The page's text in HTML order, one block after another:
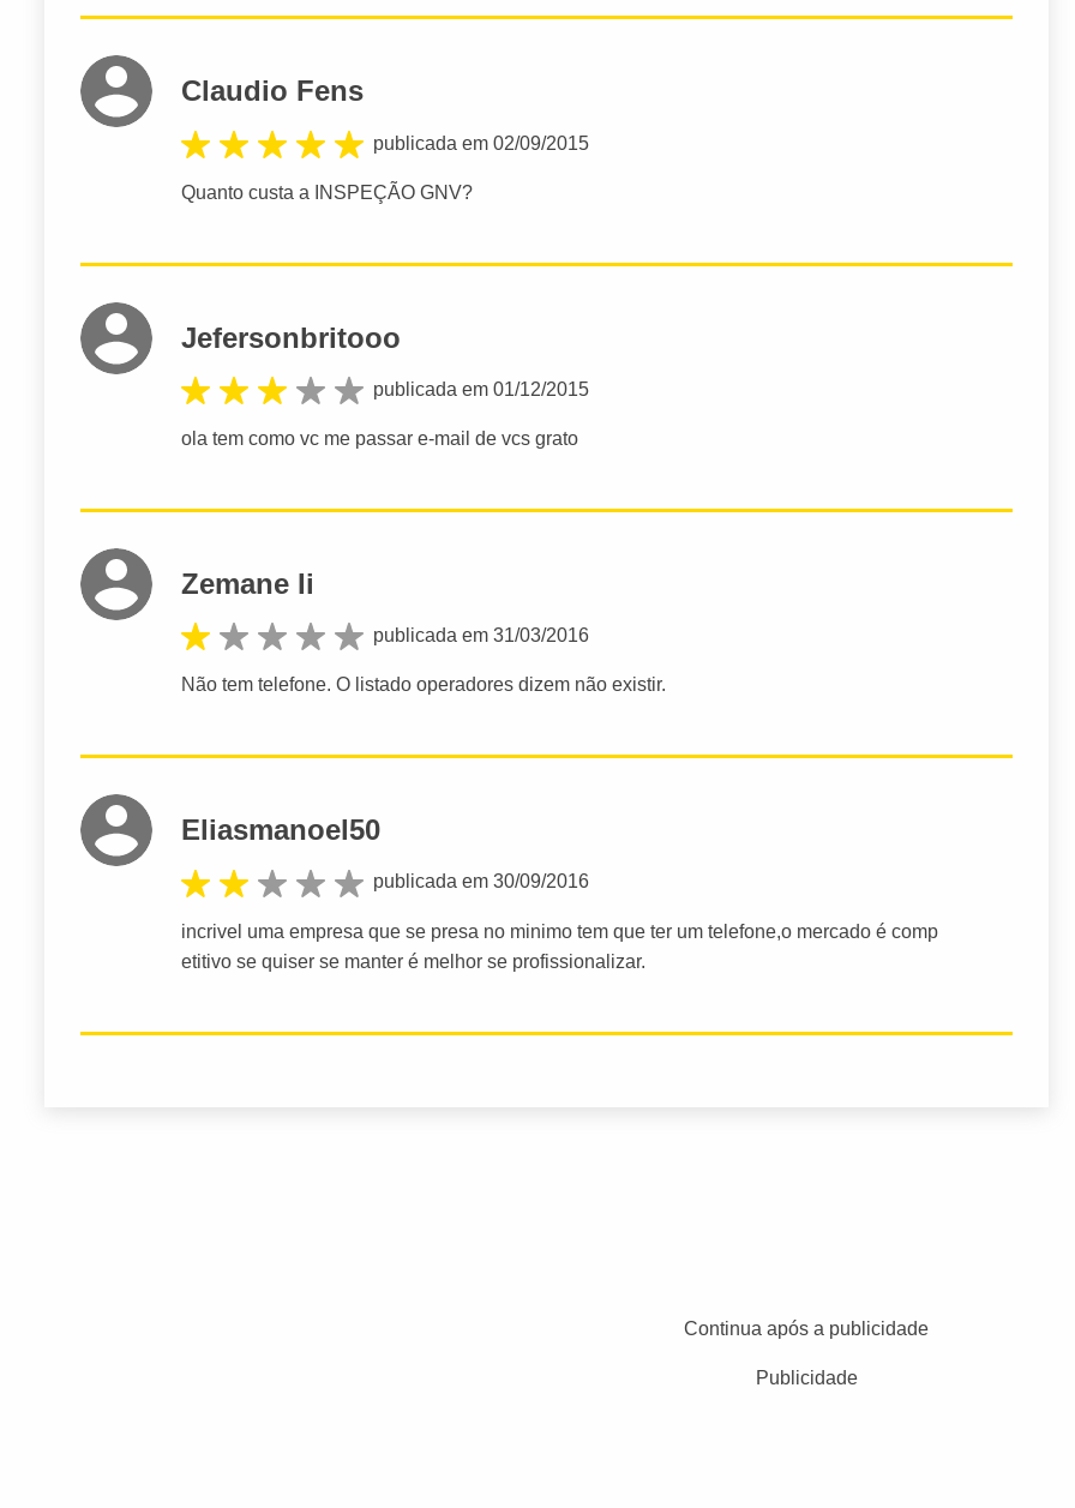
Claudio Fens
publicada em 02/09/2015
Quanto custa a INSPEÇÃO GNV?
Jefersonbritooo
publicada em 01/12/2015
ola tem como vc me passar e-mail de vcs grato
Zemane Ii
publicada em 31/03/2016
Não tem telefone. O listado operadores dizem não existir.
Eliasmanoel50
publicada em 30/09/2016
incrivel uma empresa que se presa no minimo tem que ter um telefone,o mercado é comp
etitivo se quiser se manter é melhor se profissionalizar.
Continua após a publicidade
Publicidade